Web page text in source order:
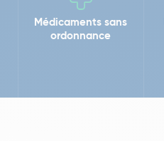
Médicaments sans
ordonnance